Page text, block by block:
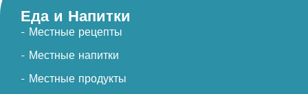
Еда и Напитки
- Местные рецепты
- Местные напитки
- Местные продукты